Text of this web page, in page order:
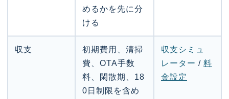
めるかを先に分
ける
収支
初期費用、清掃
費、OTA手数
料、閑散期、18
0日制限を含め
収支シミュ
レーター / 料
金設定